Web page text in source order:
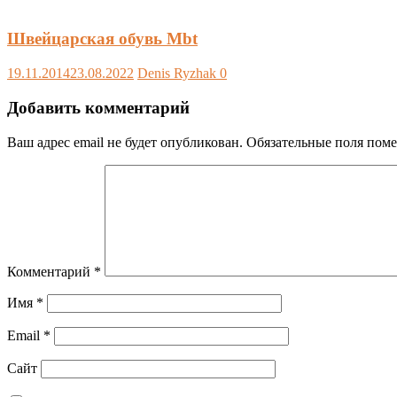
Швейцарская обувь Mbt
19.11.201423.08.2022 Denis Ryzhak 0
Добавить комментарий
Ваш адрес email не будет опубликован. Обязательные поля
Комментарий *
Имя *
Email *
Сайт